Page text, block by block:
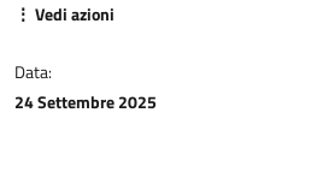
AGGIORNAMENTO PROFESSIONALE
⋮ Vedi azioni
Data:
24 Settembre 2025